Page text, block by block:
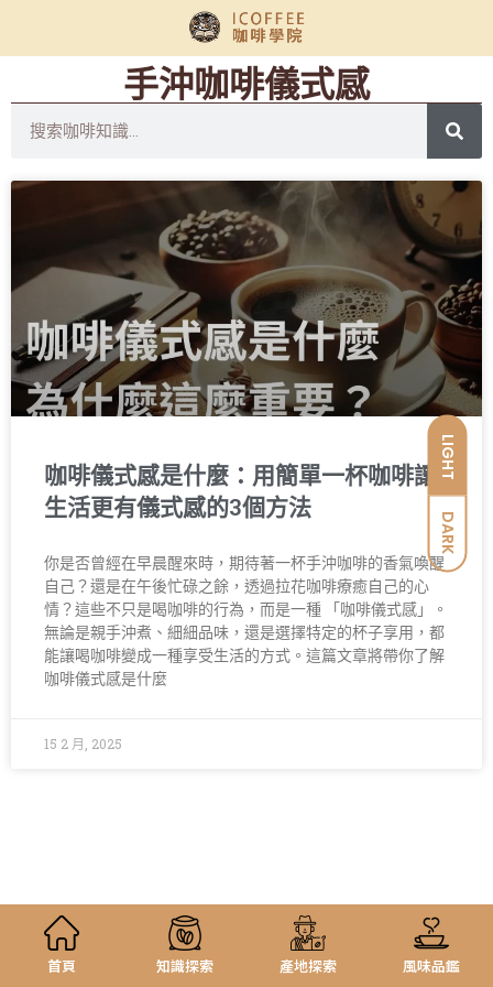
LIGHT
DARK
手沖咖啡儀式感
咖啡儀式感是什麼：用簡單一杯咖啡讓
生活更有儀式感的3個方法
你是否曾經在早晨醒來時，期待著一杯手沖咖啡的香氣喚醒
自己？還是在午後忙碌之餘，透過拉花咖啡療癒自己的心
情？這些不只是喝咖啡的行為，而是一種 「咖啡儀式感」。
無論是親手沖煮、細細品味，還是選擇特定的杯子享用，都
能讓喝咖啡變成一種享受生活的方式。這篇文章將帶你了解
咖啡儀式感是什麼
15 2 月, 2025
首頁 知識探索 產地探索 風味品鑑